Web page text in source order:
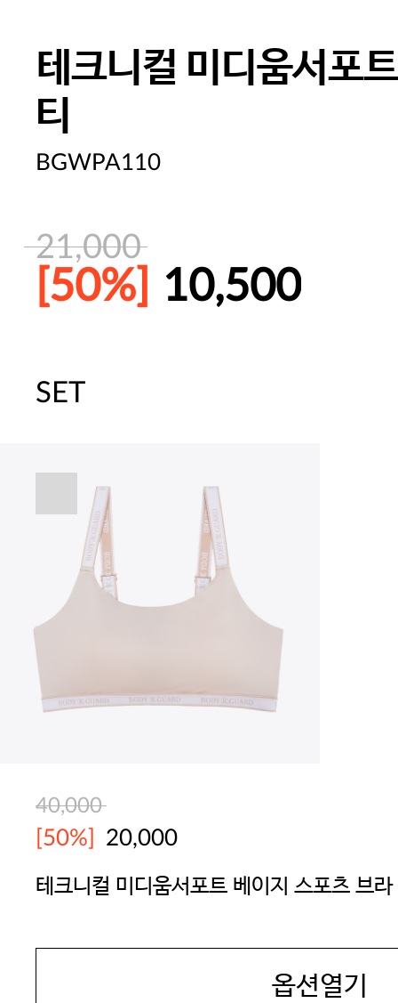
테크니컬 미디움서포
티
BGWPA110
21,000
[50%] 10,500
주말특가 20%(8.7~8.9)/5만원 이
[썸머블프] 2만원 할인 쿠폰(8.1~31)
SET
40,000
[50%] 20,000
테크니컬 미디움서포트 베이지 스포츠 브라
옵션열기